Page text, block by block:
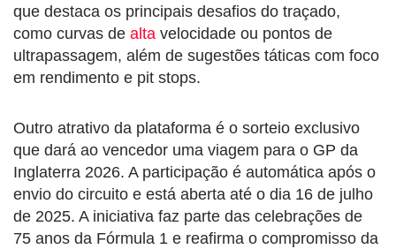
que destaca os principais desafios do traçado,
como curvas de alta velocidade ou pontos de
ultrapassagem, além de sugestões táticas com foco
em rendimento e pit stops.
Outro atrativo da plataforma é o sorteio exclusivo
que dará ao vencedor uma viagem para o GP da
Inglaterra 2026. A participação é automática após o
envio do circuito e está aberta até o dia 16 de julho
de 2025. A iniciativa faz parte das celebrações de
75 anos da Fórmula 1 e reafirma o compromisso da